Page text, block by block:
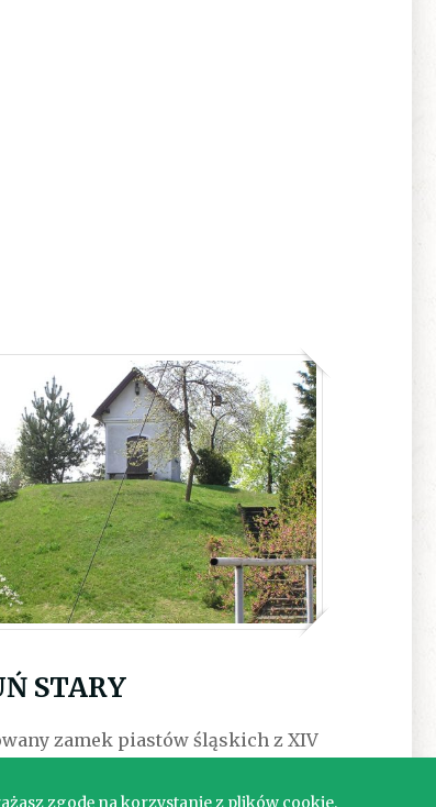
STARY
zamek piastów śląskich z XIV
zgodę na korzystanie z plików cookie.